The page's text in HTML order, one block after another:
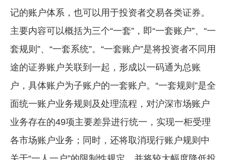
记的账户体系，也可以用于投资者交易各类证券。
主要内容可以概括为三个“一套”，即“一套账户”、“一
套规则”、“一套系统”。“一套账户”是将投资者不同用
途的证券账户关联到一起，形成以一码通为总账
户，具体账户为子账户的一套账户。“一套规则”是全
面统一账户业务规则及处理流程，对沪深市场账户
业务存在的49项主要差异进行统一，实现一柜受理
各市场账户业务；同时，还将取消现行账户规则中